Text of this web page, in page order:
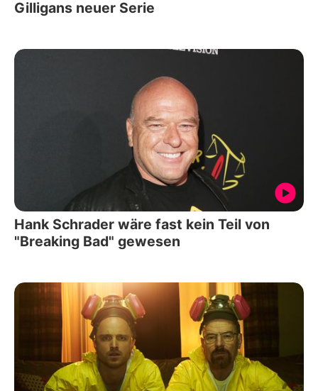
Gilligans neuer Serie
Hank Schrader wäre fast kein Teil von
"Breaking Bad" gewesen